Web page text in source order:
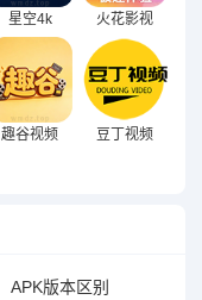
星空4k 火花影视
趣谷视频 豆丁视频
APK版本区别